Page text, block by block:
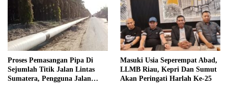
Proses Pemasangan Pipa Di
Sejumlah Titik Jalan Lintas
Sumatera, Pengguna Jalan
Masuki Usia Seperempat Abad,
LLMB Riau, Kepri Dan Sumut
Akan Peringati Harlah Ke-25